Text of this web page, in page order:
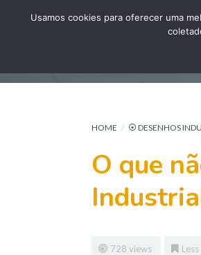
HOME / ⦿ DESENHOS
O que
728 views
Usamos cookies para oferecer uma